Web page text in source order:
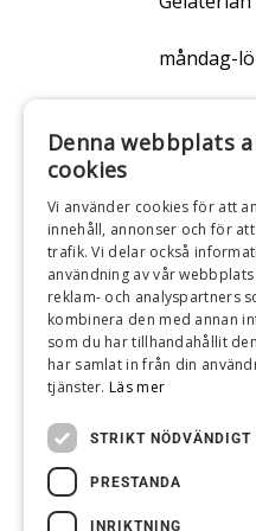
måndag-
13-21
Denna webbplats
cookies
Vi använder cookies för att
innehåll, annonser och för
trafik. Vi delar också
användning av vår
reklam- och analyspartners
kombinera den med annan
som du har tillhandahållit
har samlat in från din
tjänster. Läs mer
STRIKT NÖDVÄNDIGT
PRESTANDA
INRIKTNING